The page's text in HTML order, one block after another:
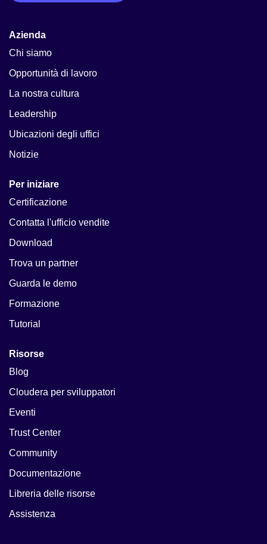
Azienda
Chi siamo
Opportunità di lavoro
La nostra cultura
Leadership
Ubicazioni degli uffici
Notizie
Per iniziare
Certificazione
Contatta l'ufficio vendite
Download
Trova un partner
Guarda le demo
Formazione
Tutorial
Risorse
Blog
Cloudera per sviluppatori
Eventi
Trust Center
Community
Documentazione
Libreria delle risorse
Assistenza